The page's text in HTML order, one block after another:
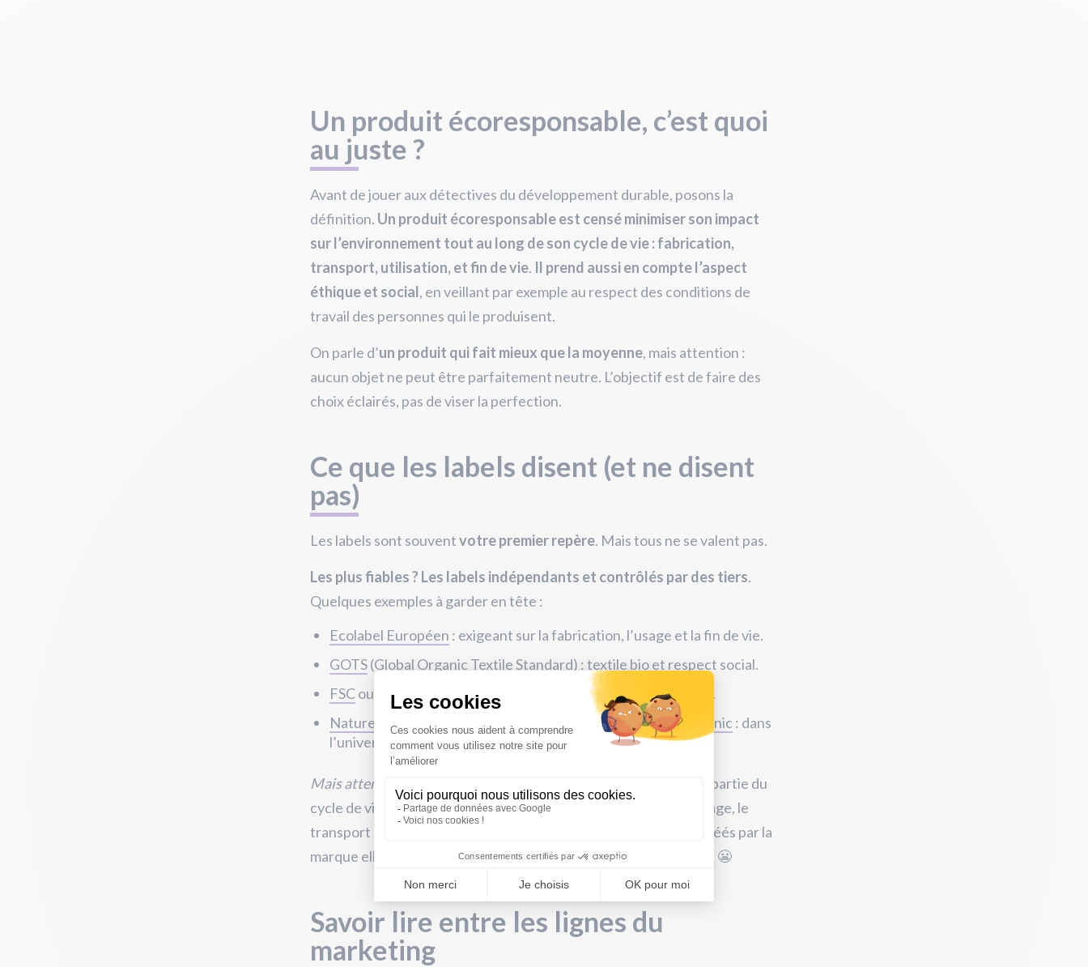
Un produit écoresponsable, c’est quoi
au juste ?
Avant de jouer aux détectives du développement durable, posons la
définition. Un produit écoresponsable est censé minimiser son impact
sur l’environnement tout au long de son cycle de vie : fabrication,
transport, utilisation, et fin de vie. Il prend aussi en compte l’aspect
éthique et social, en veillant par exemple au respect des conditions de
travail des personnes qui le produisent.
On parle d’un produit qui fait mieux que la moyenne, mais attention :
aucun objet ne peut être parfaitement neutre. L’objectif est de faire des
choix éclairés, pas de viser la perfection.
Ce que les labels disent (et ne disent
pas)
Les labels sont souventvotre premier repère. Mais tous ne se valent pas.
Les plus fiables ? Les labels indépendants et contrôlés par des tiers.
Quelques exemples à garder en tête :
Ecolabel Européen : exigeant sur la fabrication, l’usage et la fin de vie.
GOTS(Global Organic Textile Standard) : textile bio et respect social.
FSCou PEFC
: pour le bois issu de forêts gérées durablement.
Nature & Progrès
Slow Cosmétique , ou encore Cosmos Organic : dans
l’univers de la cosmétique et de l’alimentaire bio.
Mais attention
: un label ne garantit pas tout. Il peut couvrir une partie du
cycle de vie (souvent la fabrication) sans dire un mot sur l’emballage, le
transport ou la durabilité du produit. Et certains labels maison (créés par la
marque elle-même) sont là pour verdir l’image sans réel contrôle. 😬
Savoir lire entre les lignes du
marketing